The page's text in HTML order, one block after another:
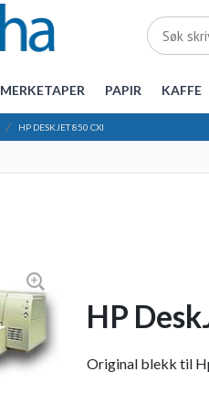
MERKETAPER PAPIR KAFFE
HP DESKJET 850 CXI
HP
Original blekk til